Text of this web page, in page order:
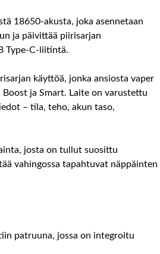
18650-akusta, joka asennetaan
ja päivittää piirisarjan
Type-C-liitintä.
käyttöä, jonka ansiosta vaper
ja Smart. Laite on varustettu
– tila, teho, akun taso,
josta on tullut suosittu
vahingossa tapahtuvat näppäinten
patruuna, jossa on integroitu